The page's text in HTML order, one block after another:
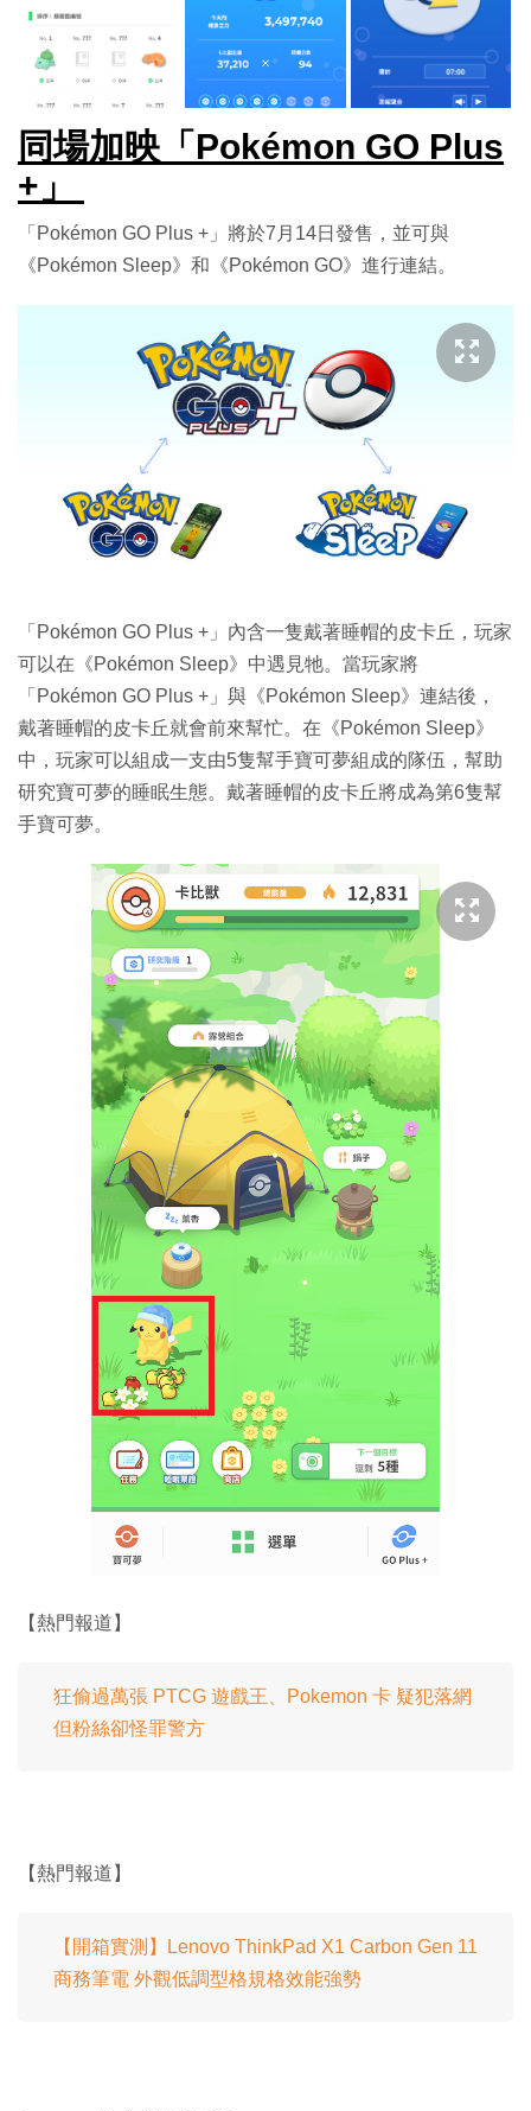
同場加映「Pokémon GO Plus
+」
「Pokémon GO Plus +」將於7月14日發售，並可與
《Pokémon Sleep》和《Pokémon GO》進行連結。
「Pokémon GO Plus +」內含一隻戴著睡帽的皮卡丘，玩家
可以在《Pokémon Sleep》中遇見牠。當玩家將
「Pokémon GO Plus +」與《Pokémon Sleep》連結後，
戴著睡帽的皮卡丘就會前來幫忙。在《Pokémon Sleep》
中，玩家可以組成一支由5隻幫手寶可夢組成的隊伍，幫助
研究寶可夢的睡眠生態。戴著睡帽的皮卡丘將成為第6隻幫
手寶可夢。
【熱門報道】
狂偷過萬張 PTCG 遊戲王、Pokemon 卡 疑犯落網
但粉絲卻怪罪警方
【熱門報道】
【開箱實測】Lenovo ThinkPad X1 Carbon Gen 11
商務筆電 外觀低調型格規格效能強勢